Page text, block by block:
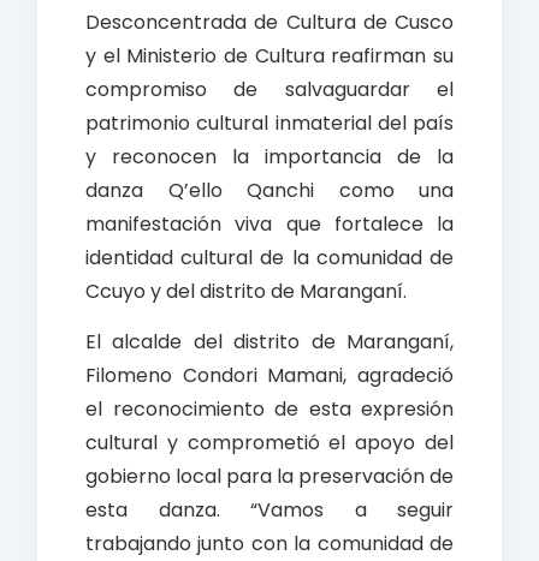
Desconcentrada de Cultura de Cusco
y el Ministerio de Cultura reafirman su
compromiso de salvaguardar el
patrimonio cultural inmaterial del país
y reconocen la importancia de la
danza Q’ello Qanchi como una
manifestación viva que fortalece la
identidad cultural de la comunidad de
Ccuyo y del distrito de Maranganí.
El alcalde del distrito de Maranganí,
Filomeno Condori Mamani, agradeció
el reconocimiento de esta expresión
cultural y comprometió el apoyo del
gobierno local para la preservación de
esta danza. “Vamos a seguir
trabajando junto con la comunidad de